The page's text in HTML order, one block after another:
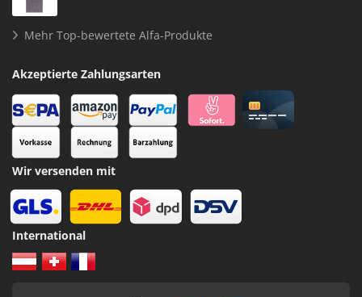
Mehr Top-bewertete Alfa-Produkte
Akzeptierte Zahlungsarten
Wir versenden mit
International